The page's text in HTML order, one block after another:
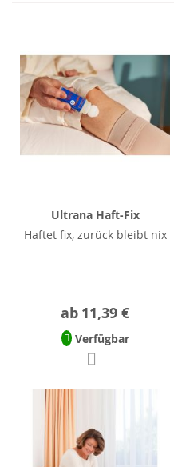
Ultrana Haft-Fix
Haftet fix, zurück bleibt nix
ab 11,39 €
Verfügbar